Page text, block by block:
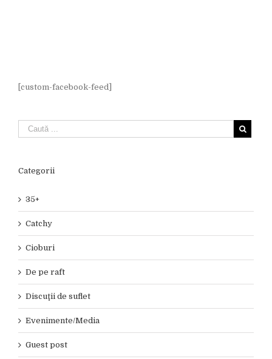
[custom-facebook-feed]
Categorii
35+
Catchy
Cioburi
De pe raft
Discuţii de suflet
Evenimente/Media
Guest post